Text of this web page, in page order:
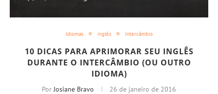
Idiomas inglês Intercâmbio
10 DICAS PARA APRIMORAR SEU INGLÊS
DURANTE O INTERCÂMBIO (OU OUTRO
IDIOMA)
Por Josiane Bravo 26 de janeiro de 2016